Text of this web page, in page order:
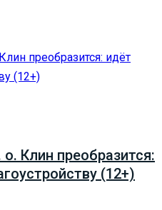
Клин преобразится:
(12+)